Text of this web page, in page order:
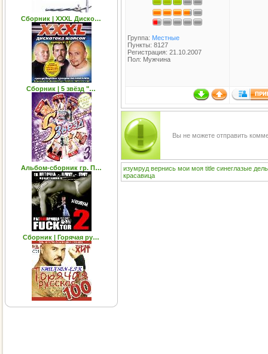
Сборник | XXXL Диско…
Сборник | 5 звёзд "…
Альбом-сборник гр. П…
Сборник | Горячая ру…
Группа: Местные
Пункты: 8127
Регистрация: 21.10.2007
Пол: Мужчина
Вы не можете отправить
изумруд вернись мои моя title синеглазые
красавица